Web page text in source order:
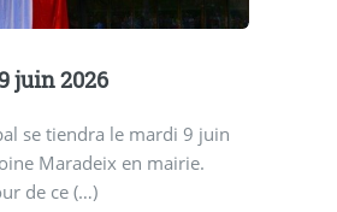
juin 2026
se tiendra le mardi 9 juin
Maradeix en mairie.
de ce (…)